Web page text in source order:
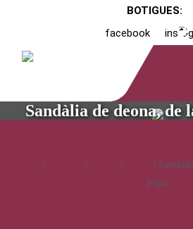
BOTIGUES:
facebook
Sandàlia de deona, de
/ / /
/
Popa